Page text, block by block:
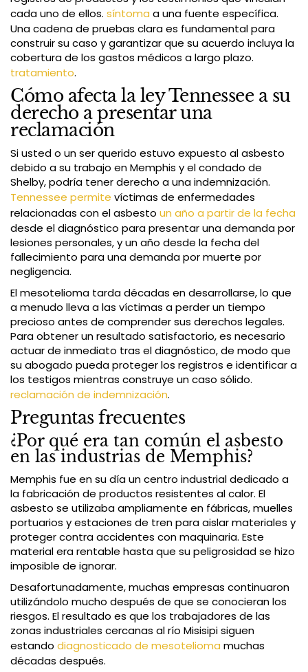
cada uno de ellos. síntoma a una fuente específica.
Una cadena de pruebas clara es fundamental para
construir su caso y garantizar que su acuerdo incluya la
cobertura de los gastos médicos a largo plazo.
tratamiento.
Cómo afecta la ley Tennessee a su
derecho a presentar una
reclamación
Si usted o un ser querido estuvo expuesto al asbesto
debido a su trabajo en Memphis y el condado de
Shelby, podría tener derecho a una indemnización.
Tennessee permite víctimas de enfermedades
relacionadas con el asbesto un año a partir de la fecha
desde el diagnóstico para presentar una demanda por
lesiones personales, y un año desde la fecha del
fallecimiento para una demanda por muerte por
negligencia.
El mesotelioma tarda décadas en desarrollarse, lo que
a menudo lleva a las víctimas a perder un tiempo
precioso antes de comprender sus derechos legales.
Para obtener un resultado satisfactorio, es necesario
actuar de inmediato tras el diagnóstico, de modo que
su abogado pueda proteger los registros e identificar a
los testigos mientras construye un caso sólido.
reclamación de indemnización.
Preguntas frecuentes
¿Por qué era tan común el asbesto
en las industrias de Memphis?
Memphis fue en su día un centro industrial dedicado a
la fabricación de productos resistentes al calor. El
asbesto se utilizaba ampliamente en fábricas, muelles
portuarios y estaciones de tren para aislar materiales y
proteger contra accidentes con maquinaria. Este
material era rentable hasta que su peligrosidad se hizo
imposible de ignorar.
Desafortunadamente, muchas empresas continuaron
utilizándolo mucho después de que se conocieran los
riesgos. El resultado es que los trabajadores de las
zonas industriales cercanas al río Misisipi siguen
estando diagnosticado de mesotelioma muchas
décadas después.